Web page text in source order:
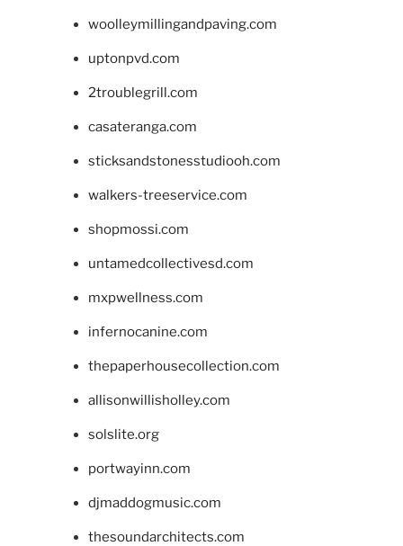
woolleymillingandpaving.com
uptonpvd.com
2troublegrill.com
casateranga.com
sticksandstonesstudiooh.com
walkers-treeservice.com
shopmossi.com
untamedcollectivesd.com
mxpwellness.com
infernocanine.com
thepaperhousecollection.com
allisonwillisholley.com
solslite.org
portwayinn.com
djmaddogmusic.com
thesoundarchitects.com